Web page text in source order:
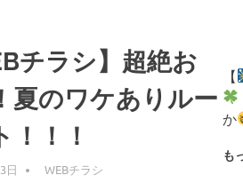
チラシ】超絶お
夏のワケありルー
！！！
日 編集者
WEBチラシ
【
か
も